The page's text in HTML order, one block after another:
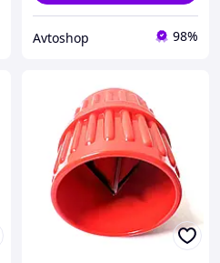
Avtoshop 98%